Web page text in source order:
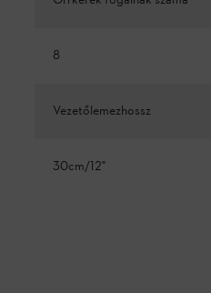
8
Vezetőlemezhossz
30cm/12"